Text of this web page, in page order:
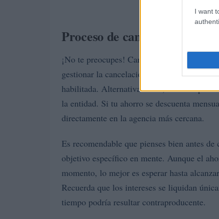
I want
Proceso de cancelación y
¡No te preocupes! Cancelar el ahorro
gestionar la cancelación a través de la
habilitada. Alternativamente, también
la entidad. Si tu ahorro se descuenta
directamente en la agencia más cercana.
Es recomendable que pienses bien antes
objetivo específico en mente. Aunque el
momento, lo mejor es esperar hasta
Recuerda que los intereses se liquidan
tiempo podría resultar contraproducente.